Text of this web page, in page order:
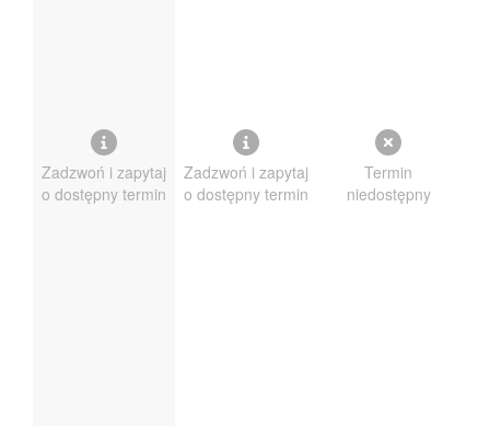
Zadzwoń i zapytaj
o dostępny termin
Zadzwoń i zapytaj
o dostępny termin
Termin
niedostępny